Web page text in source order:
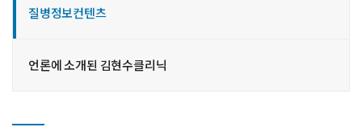
질병정보컨텐츠
언론에 소개된 김현수클리닉